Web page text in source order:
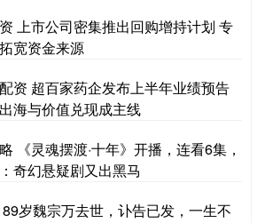
上市公司密集推出回购增持计划 专
宽资金来源
资 超百家药企发布上半年业绩预告
海与价值兑现成主线
《灵魂摆渡·十年》开播，连看6集，
奇幻悬疑剧又出黑马
岁魏宗万去世，讣告已发，一生不